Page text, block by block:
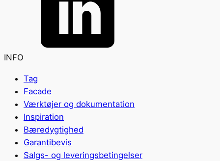
INFO
Tag
Facade
Værktøjer og dokumentation
Inspiration
Bæredygtighed
Garantibevis
Salgs- og leveringsbetingelser